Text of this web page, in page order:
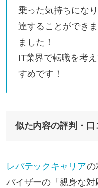
乗った気持ちにな
達することができ
ました！
IT業界で転職を考
すめです！
似た内容の評判・口
レバテックキャリアの
バイザーの「親身な対